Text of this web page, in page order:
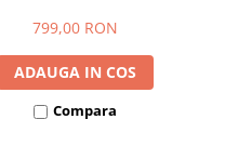
799,00 RON
ADAUGA IN COS
Compara